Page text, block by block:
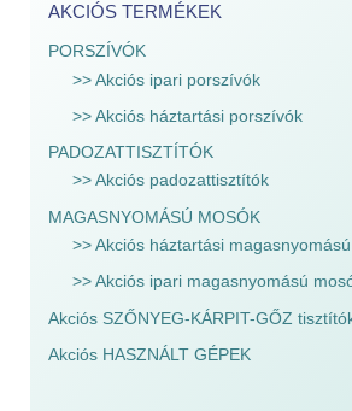
AKCIÓS TERMÉKEK
PORSZÍVÓK
>> Akciós ipari porszívók
>> Akciós háztartási porszívók
PADOZATTISZTÍTÓK
>> Akciós padozattisztítók
MAGASNYOMÁSÚ MOSÓK
>> Akciós háztartási
>> Akciós ipari magasnyomású
Akciós SZŐNYEG-KÁRPIT-GŐZ
Akciós HASZNÁLT GÉPEK